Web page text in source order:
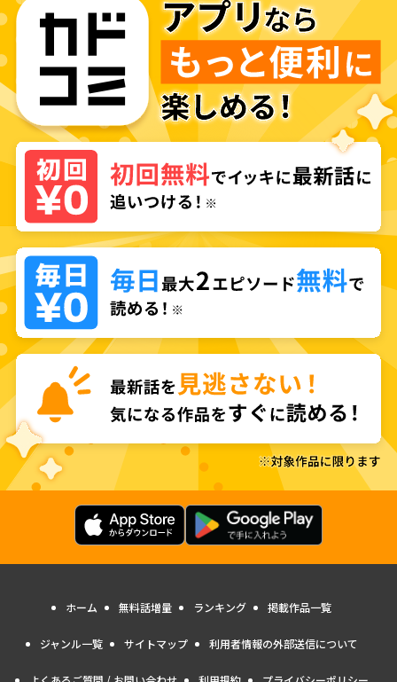
ホーム 無料話増量 ランキング 掲載作品一覧
ジャンル一覧 サイトマップ 利用者情報の外部送信について